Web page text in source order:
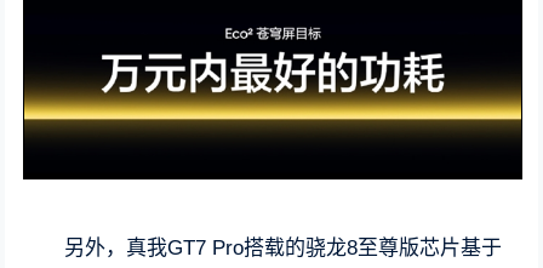
另外，真我GT7 Pro搭载的骁龙8至尊版芯片基于